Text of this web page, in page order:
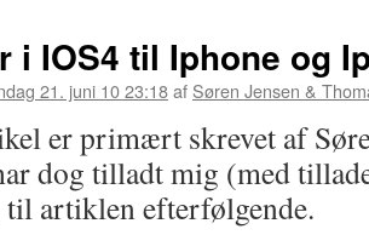
i IOS4 til Iphone og
21. juni 10 23:18af Søren Jensen &
er primært skrevet af
dog tilladt mig (med
artiklen efterfølgende.